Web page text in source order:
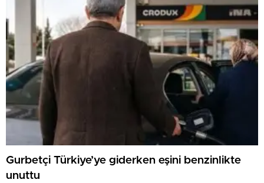
Gurbetçi Türkiye’ye giderken eşini benzinlikte
unuttu